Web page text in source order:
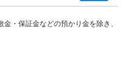
・保証金などの預かり金を除き、